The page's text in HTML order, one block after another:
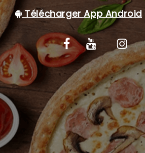
Télécharger App Android